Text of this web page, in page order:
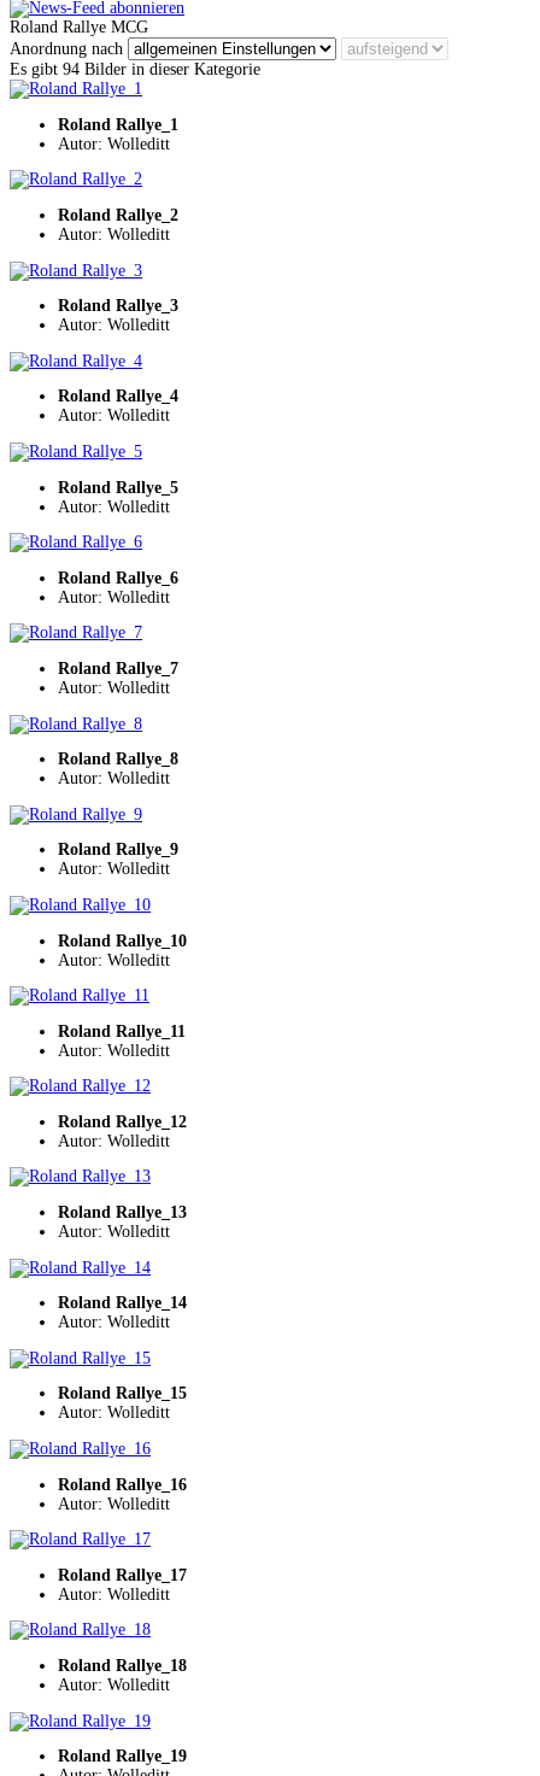
Roland Rallye MCG
Anordnung nach
Es gibt 94 Bilder in dieser Kategorie
Roland Rallye_1
Autor: Wolleditt
Roland Rallye_2
Autor: Wolleditt
Roland Rallye_3
Autor: Wolleditt
Roland Rallye_4
Autor: Wolleditt
Roland Rallye_5
Autor: Wolleditt
Roland Rallye_6
Autor: Wolleditt
Roland Rallye_7
Autor: Wolleditt
Roland Rallye_8
Autor: Wolleditt
Roland Rallye_9
Autor: Wolleditt
Roland Rallye_10
Autor: Wolleditt
Roland Rallye_11
Autor: Wolleditt
Roland Rallye_12
Autor: Wolleditt
Roland Rallye_13
Autor: Wolleditt
Roland Rallye_14
Autor: Wolleditt
Roland Rallye_15
Autor: Wolleditt
Roland Rallye_16
Autor: Wolleditt
Roland Rallye_17
Autor: Wolleditt
Roland Rallye_18
Autor: Wolleditt
Roland Rallye_19